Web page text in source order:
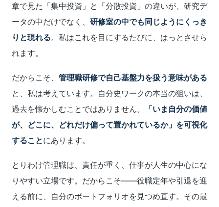
章で見た「集中投資」と「分散投資」の違いが、研究デ
ータの中だけでなく、 研修室の中でも同じようにくっき
りと現れる。私はこれを目にするたびに、はっとさせら
れます。
だからこそ、 管理職研修で自己基盤力を扱う意味がある
と、私は考えています。自分史ワークの本当の狙いは、
過去を懐かしむことではありません。
「いま自分の価値
が、どこに、どれだけ偏って置かれているか」を可視化
することにあります。
とりわけ管理職は、責任が重く、仕事が人生の中心にな
りやすい立場です。だからこそ――役職定年や引退を迎
える前に、自分のポートフォリオを見つめ直す。その最